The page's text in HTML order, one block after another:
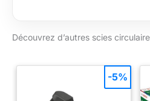
Découvrez d’autres scies
-5%